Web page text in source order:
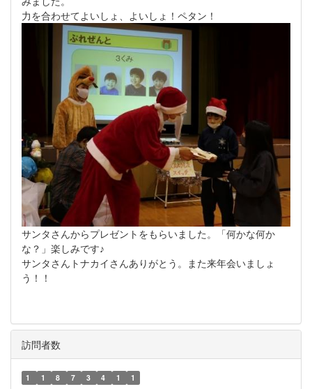
力を合わせてよいしょ、よいしょ！ペタン！
サンタさんからプレゼントをもらいました。「何かな何か
な？」楽しみです♪
サンタさんトナカイさんありがとう。また来年会いましょ
う！！
訪問者数
1 1 8 7 3 4 1 1